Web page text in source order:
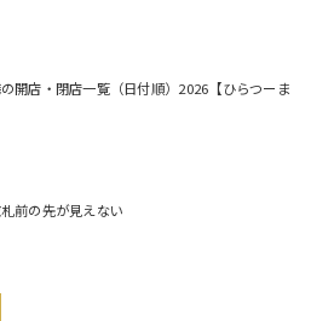
開店・閉店一覧（日付順）2026【ひらつーま
前の先が見えない